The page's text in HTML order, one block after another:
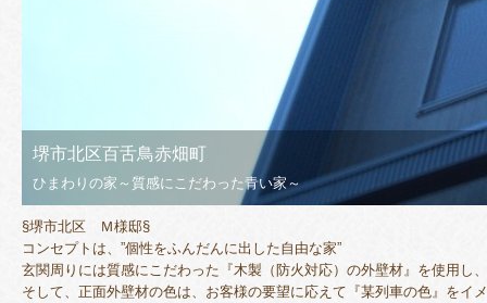
堺市北区百舌鳥赤畑町
ひまわりの家～質感にこだわった青い家～
§堺市北区 Ｍ様邸§
コンセプトは、”個性をふんだんに出した自由な家”
玄関周りには質感にこだわった『木製（防火対応）の外壁材』を使用
そして、正面外壁材の色は、お客様の要望に応えて『某列車の色』をイ